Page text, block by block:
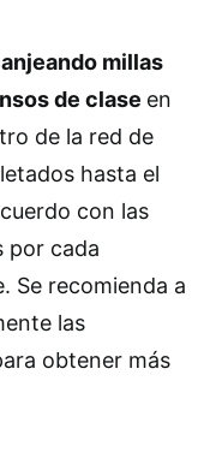
millas
de clase en
de la red de
hasta el
con las
por cada
Se recomienda a
las
obtener más